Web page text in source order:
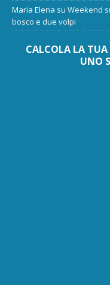
Maria Elena su Weekend
bosco e due volpi
CALCOLA LA
UNO